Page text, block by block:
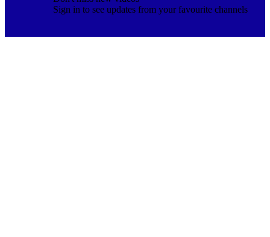
Sign in to see updates from your favourite channels